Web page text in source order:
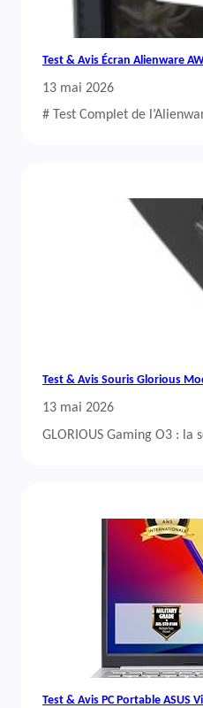
Test & Avis Écran Alienware
13 mai 2026
# Test Complet de
Test & Avis Souris Glorious
13 mai 2026
GLORIOUS Gaming O3 :
Test & Avis PC Portable ASUS